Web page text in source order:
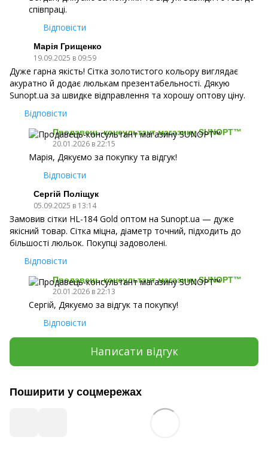
співпраці.
Відповісти
Марія Грищенко
19.09.2025 в 09:59
Дуже гарна якість! Сітка золотистого кольору виглядає
акуратно й додає люлькам презентабельності. Дякую
Sunopt.ua за швидке відправлення та хорошу оптову ціну.
Відповісти
Продавець-консультант магазину SUNOPT™
20.01.2026 в 22:15
Марія, Дякуємо за покупку та відгук!
Відповісти
Сергій Поліщук
05.09.2025 в 13:14
Замовив сітки HL-184 Gold оптом на Sunopt.ua — дуже
якісний товар. Сітка міцна, діаметр точний, підходить до
більшості люльок. Покупці задоволені.
Відповісти
Продавець-консультант магазину SUNOPT™
20.01.2026 в 22:13
Сергій, Дякуємо за відгук та покупку!
Відповісти
Написати відгук
Поширити у соцмережах